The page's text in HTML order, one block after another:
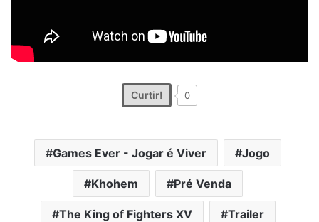
Curtir! 0
Games Ever - Jogar é Viver Jogo
Khohem Pré Venda
The King of Fighters XV Trailer